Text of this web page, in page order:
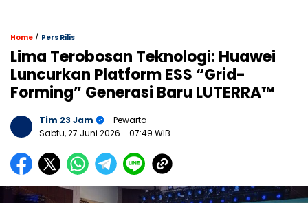
Home / Pers Rilis
Lima Terobosan Teknologi: Huawei
Luncurkan Platform ESS “Grid-
Forming” Generasi Baru LUTERRA™
Tim 23 Jam
- Pewarta
Sabtu, 27 Juni 2026 - 07:49 WIB